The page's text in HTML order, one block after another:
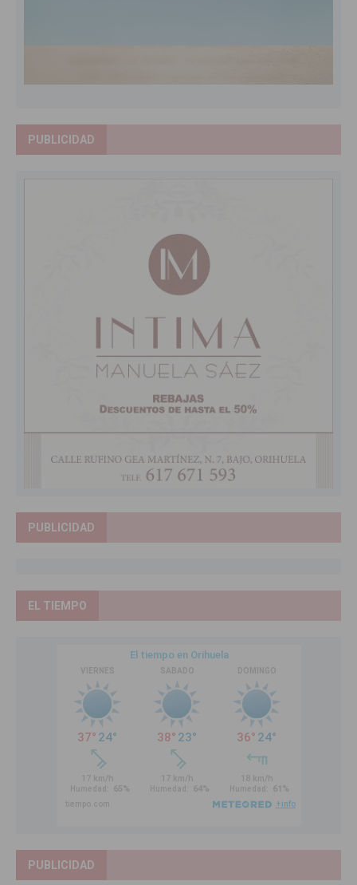
PUBLICIDAD
PUBLICIDAD
EL TIEMPO
PUBLICIDAD